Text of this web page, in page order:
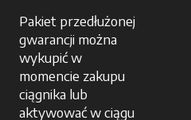
Pakiet przedłużonej
gwarancji można
wykupić w
momencie zakupu
ciągnika lub
aktywować w ciągu